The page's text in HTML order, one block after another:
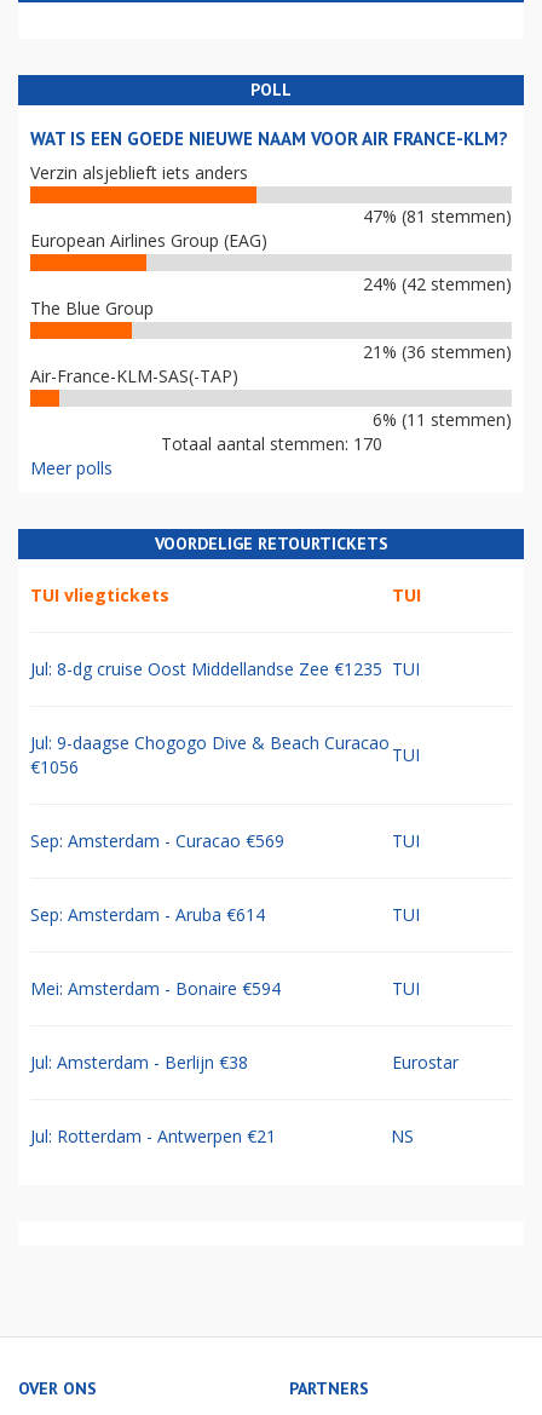
POLL
WAT IS EEN GOEDE NIEUWE NAAM VOOR AIR FRANCE-KLM?
Verzin alsjeblieft iets anders
47% (81 stemmen)
European Airlines Group (EAG)
24% (42 stemmen)
The Blue Group
21% (36 stemmen)
Air-France-KLM-SAS(-TAP)
6% (11 stemmen)
Totaal aantal stemmen: 170
Meer polls
VOORDELIGE RETOURTICKETS
TUI vliegtickets TUI
Jul: 8-dg cruise Oost Middellandse Zee €1235 TUI
Jul: 9-daagse Chogogo Dive & Beach Curacao
€1056
TUI
Sep: Amsterdam - Curacao €569 TUI
Sep: Amsterdam - Aruba €614 TUI
Mei: Amsterdam - Bonaire €594 TUI
Jul: Amsterdam - Berlijn €38 Eurostar
Jul: Rotterdam - Antwerpen €21 NS
OVER ONS PARTNERS